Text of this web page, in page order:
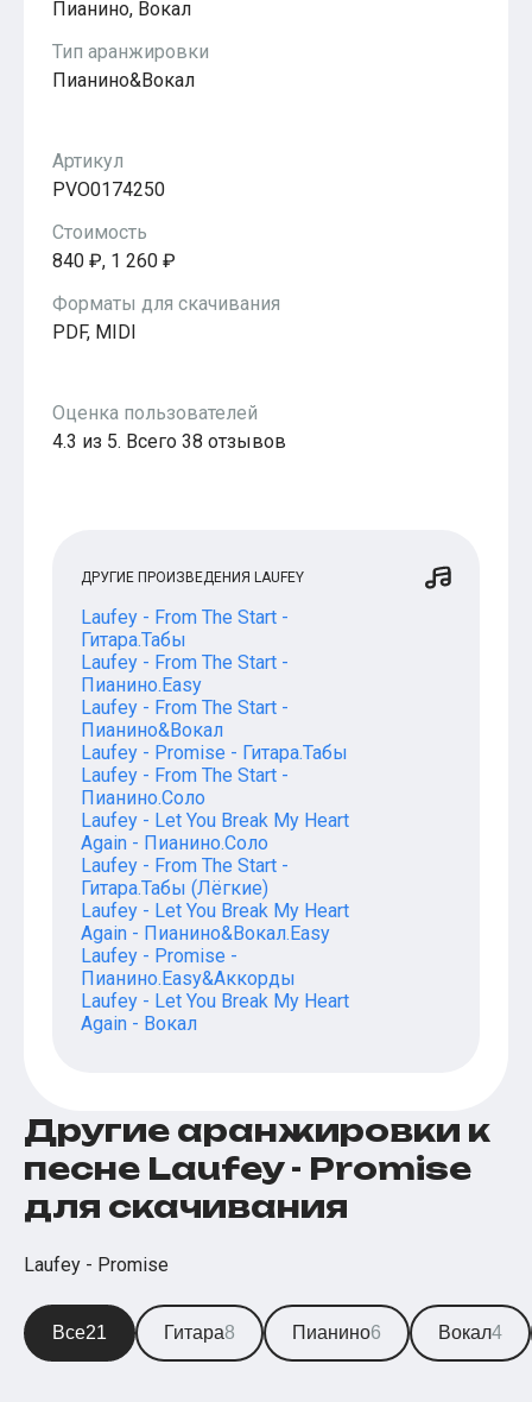
Популярное
Бесплатные
Пианино, Вокал
Тип аранжировки
Пианино&Вокал
Артикул
PVO0174250
Стоимость
840 ₽, 1 260 ₽
Форматы для скачивания
PDF, MIDI
Оценка пользователей
4.3 из 5. Всего 38 отзывов
ДРУГИЕ ПРОИЗВЕДЕНИЯ LAUFEY
Laufey - From The Start -
Гитара.Табы
Laufey - From The Start -
Пианино.Easy
Laufey - From The Start -
Пианино&Вокал
Laufey - Promise - Гитара.Табы
Laufey - From The Start -
Пианино.Соло
Laufey - Let You Break My Heart
Again - Пианино.Соло
Laufey - From The Start -
Гитара.Табы (Лёгкие)
Laufey - Let You Break My Heart
Again - Пианино&Вокал.Easy
Laufey - Promise -
Пианино.Easy&Аккорды
Laufey - Let You Break My Heart
Again - Вокал
Другие аранжировки к
песне Laufey - Promise
для скачивания
Laufey - Promise
Все21 Гитара8 Пианино6 Вокал4